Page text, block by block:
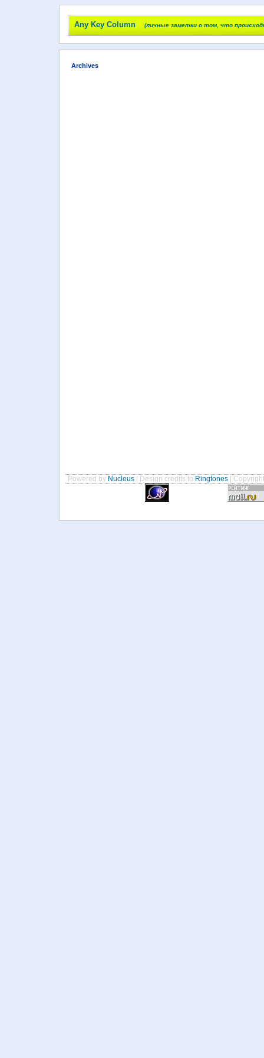
Any Key Column (личные заметки о том, что
Archives
Powered by Nucleus | Design credits to Ringtones |